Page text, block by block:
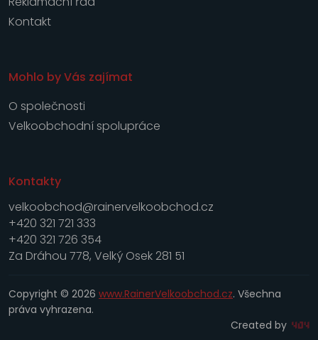
Kontakt
Mohlo by Vás zajímat
O společnosti
Velkoobchodní spolupráce
Kontakty
velkoobchod@rainervelkoobchod.cz
+420 321 721 333
+420 321 726 354
Za Dráhou 778, Velký Osek 281 51
Copyright © 2026 www.RainerVelkoobchod.cz. Všechna
práva vyhrazena.
Created by